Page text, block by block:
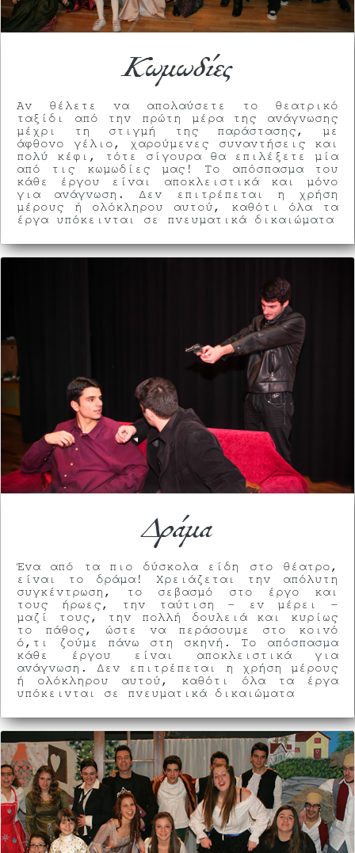
Κωμωδίες
Αν θέλετε να απολαύσετε το θεατρικό
ταξίδι από την πρώτη μέρα της ανάγνωσης
μέχρι τη στιγμή της παράστασης, με
άφθονο γέλιο, χαρούμενες συναντήσεις και
πολύ κέφι, τότε σίγουρα θα επιλέξετε μία
από τις κωμωδίες μας! Το απόσπασμα του
κάθε έργου είναι αποκλειστικά και μόνο
για ανάγνωση. Δεν επιτρέπεται η χρήση
μέρους ή ολόκληρου αυτού, καθότι όλα τα
έργα υπόκεινται σε πνευματικά δικαιώματα
Δράμα
Ένα από τα πιο δύσκολα είδη στο θέατρο,
είναι το δράμα! Χρειάζεται την απόλυτη
συγκέντρωση, το σεβασμό στο έργο και
τους ήρωες, την ταύτιση – εν μέρει –
μαζί τους, την πολλή δουλειά και κυρίως
το πάθος, ώστε να περάσουμε στο κοινό
ό,τι ζούμε πάνω στη σκηνή. Το απόσπασμα
κάθε έργου είναι αποκλειστικά για
ανάγνωση. Δεν επιτρέπεται η χρήση μέρους
ή ολόκληρου αυτού, καθότι όλα τα έργα
υπόκεινται σε πνευματικά δικαιώματα